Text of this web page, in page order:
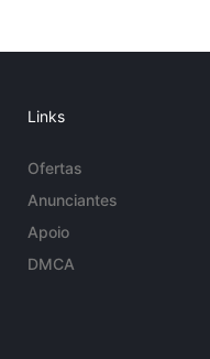
Links
Ofertas
Anunciantes
Apoio
DMCA